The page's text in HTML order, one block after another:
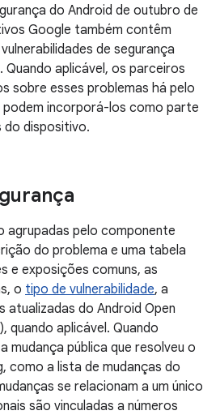
do Android de outubro de
Google também contêm
de segurança
aplicável, os parceiros
sobre esses problemas há pelo
podem incorporá-los como parte
do dispositivo.
agrupadas pelo componente
do problema e uma tabela
e exposições comuns, as
o tipo de vulnerabilidade, a
atualizadas do Android Open
quando aplicável. Quando
mudança pública que resolveu o
como a lista de mudanças do
se relacionam a um único
são vinculadas a números